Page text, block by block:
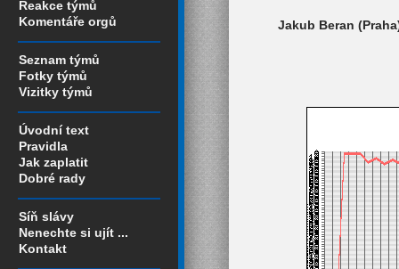
Reakce týmů
Komentáře orgů
Seznam týmů
Fotky týmů
Vizitky týmů
Úvodní text
Pravidla
Jak zaplatit
Dobré rady
Síň slávy
Nenechte si ujít ...
Kontakt
Jakub Beran